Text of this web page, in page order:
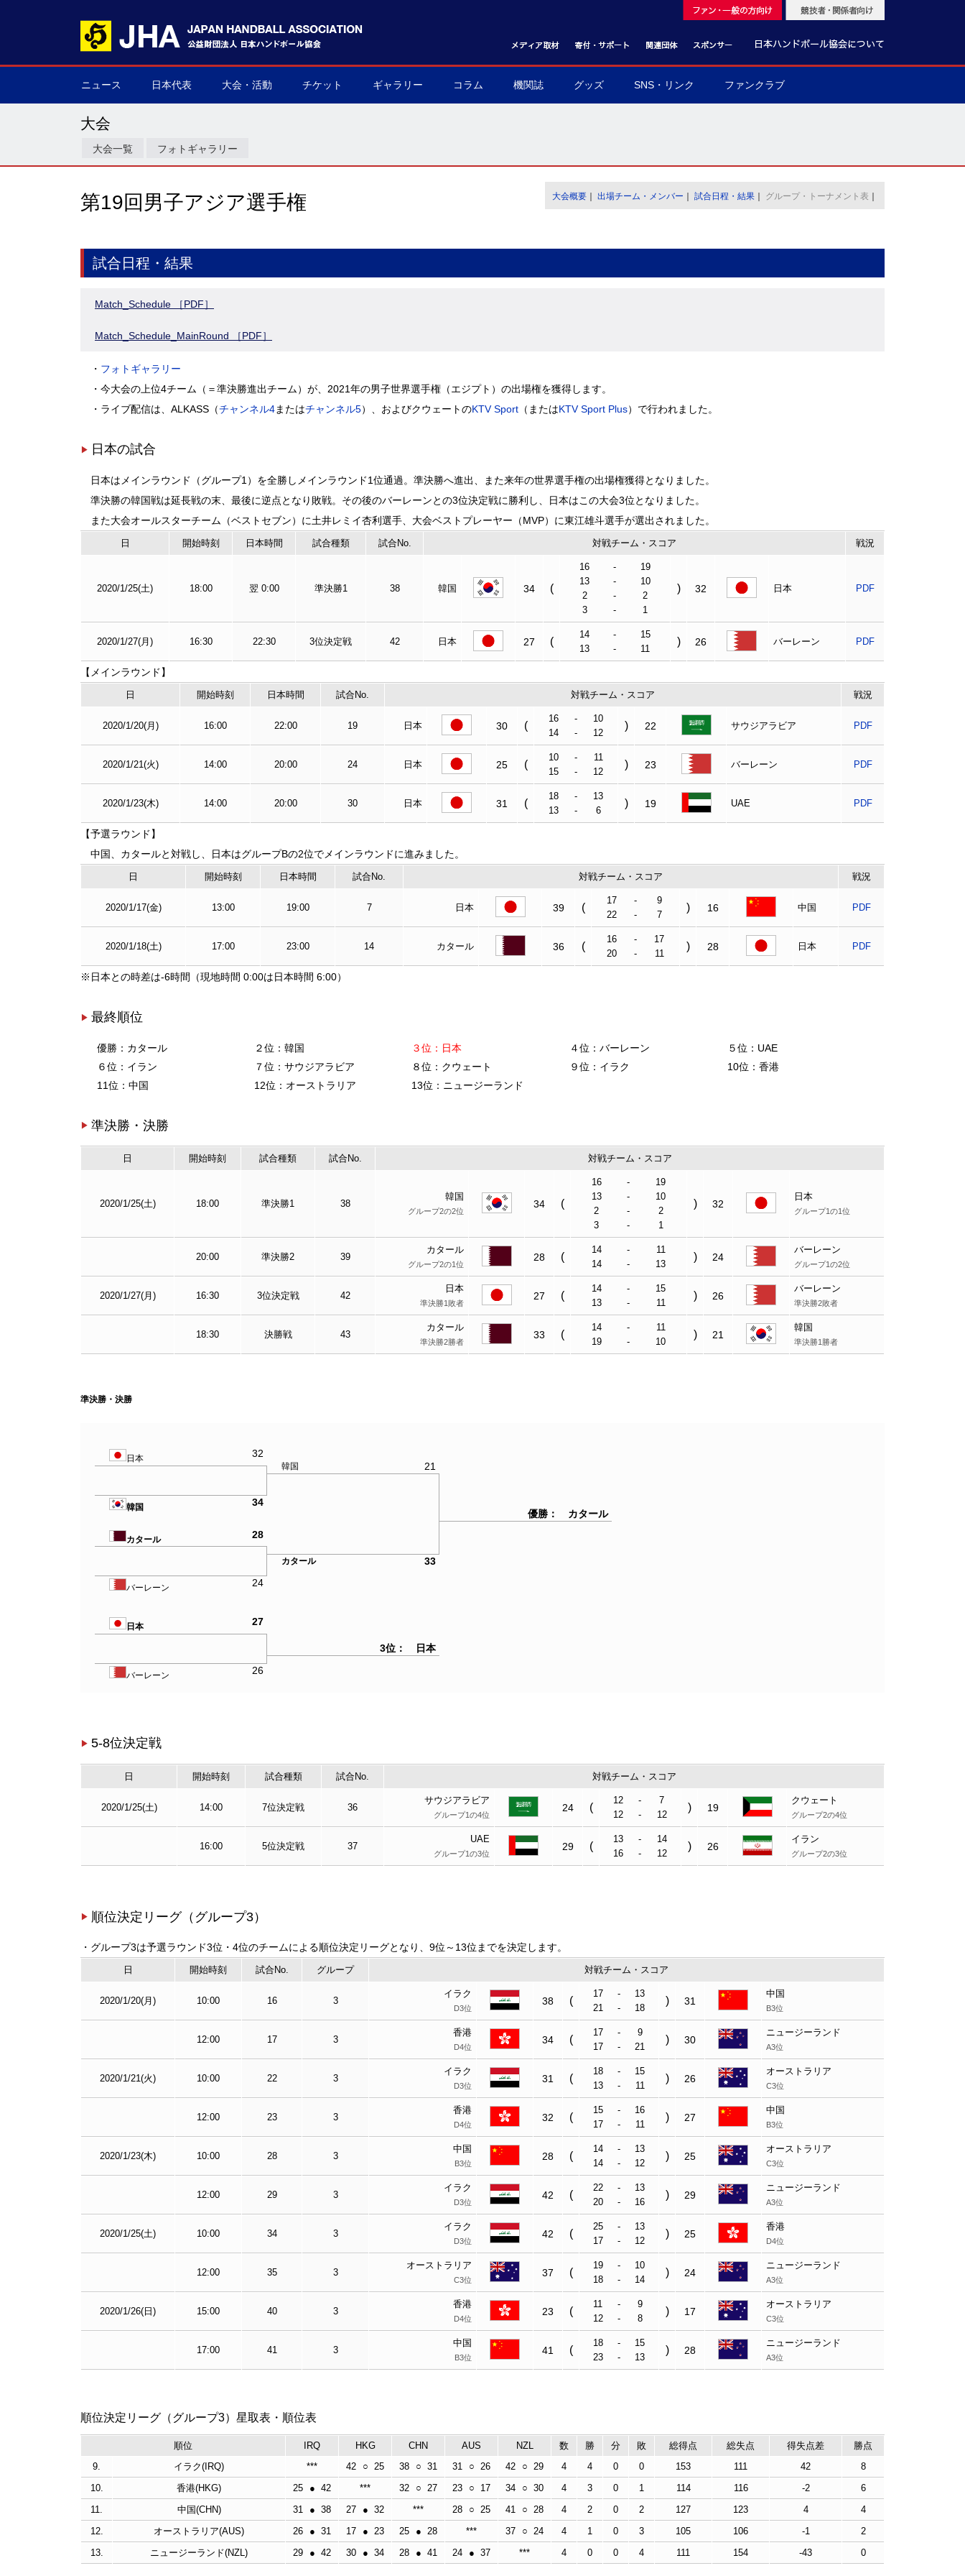
ニュース 日本代表 大会・活動 チケット ギャラリー コラム 機関誌 グッズ SNS・リンク ファンクラブ
大会
大会一覧 フォトギャラリー
大会概要 出場チーム・メンバー 試合日程・結果 グループ・トーナメント表
第19回男子アジア選手権
試合日程・結果
Match_Schedule ［PDF］
Match_Schedule_MainRound ［PDF］
・ フォトギャラリー
・今大会の上位4チーム（＝準決勝進出チーム）が、2021年の男子世界選手権（エジプト）の出場権を獲得します。
・ライブ配信は、ALKASS（チャンネル4またはチャンネル5）、およびクウェートのKTV Sport （またはKTV Sport Plus）で行われました。
日本の試合
日本はメインラウンド（グループ1）を全勝しメインラウンド1位通過。準決勝へ進出、また来年の世界選手権の出場権獲得となりました。
準決勝の韓国戦は延長戦の末、最後に逆点となり敗戦。その後のバーレーンとの3位決定戦に勝利し、日本はこの大会3位となりました。
また大会オールスターチーム（ベストセブン）に土井レミイ杏利選手、大会ベストプレーヤー（MVP）に東江雄斗選手が選出されました。
日 開始時刻 日本時間 試合種類 試合No. 対戦チーム・スコア 戦況
2020/1/25(土) 18:00 翌 0:00 準決勝1 38 韓国 34 (
16 -
19
13
-
10
2
-
2
3
- 1
) 32 日本 PDF
2020/1/27(月) 16:30 22:30 3位決定戦 42 日本 27 (
14 -
15
13
- 11
) 26 バーレーン PDF
【メインラウンド】
日 開始時刻 日本時間 試合No. 対戦チーム・スコア 戦況
2020/1/20(月) 16:00 22:00 19 日本 30 (
16 -
10
14
- 12
) 22 サウジアラビア PDF
2020/1/21(火) 14:00 20:00 24 日本 25 (
10 -
11
15
- 12
) 23 バーレーン PDF
2020/1/23(木) 14:00 20:00 30 日本 31 (
18 -
13
13
- 6
) 19 UAE PDF
【予選ラウンド】
中国、カタールと対戦し、日本はグループBの2位でメインラウンドに進みました。
日 開始時刻 日本時間 試合No. 対戦チーム・スコア 戦況
2020/1/17(金) 13:00 19:00 7 日本 39 (
17 -
9
22
- 7
) 16 中国 PDF
2020/1/18(土) 17:00 23:00 14 カタール 36 (
16 -
17
20
- 11
) 28 日本 PDF
※日本との時差は-6時間（現地時間 0:00は日本時間 6:00）
最終順位
優勝：カタール ２位：韓国 ３位：日本 ４位：バーレーン
５位：UAE
６位：イラン
７位：サウジアラビア ８位：クウェート ９位：イラク
10位：香港
11位：中国
12位：オーストラリア 13位：ニュージーランド
準決勝・決勝
日 開始時刻 試合種類 試合No. 対戦チーム・スコア
2020/1/25(土) 18:00 準決勝1 38
韓国
グループ2の2位
34 (
16 -
19
13
-
10
2
-
2
3
- 1
) 32
日本
グループ1の1位
20:00 準決勝2 39
カタール
グループ2の1位
28 (
14 -
11
14
- 13
) 24
バーレーン
グループ1の2位
2020/1/27(月) 16:30 3位決定戦 42
日本
準決勝1敗者
27 (
14 -
15
13
- 11
) 26
バーレーン
準決勝2敗者
18:30 決勝戦 43
カタール
準決勝2勝者
33 (
14 -
11
19
- 10
) 21
韓国
準決勝1勝者
準決勝・決勝
日本 32
韓国 34
カタール 28
バーレーン 24
韓国 21
カタール 33
優勝： カタール
日本 27
バーレーン 26
3位： 日本
5-8位決定戦
日 開始時刻 試合種類 試合No. 対戦チーム・スコア
2020/1/25(土) 14:00 7位決定戦 36
サウジアラビア
グループ1の4位
24 (
12 -
7
12
- 12
) 19
クウェート
グループ2の4位
16:00 5位決定戦 37
UAE
グループ1の3位
29 (
13 -
14
16
- 12
) 26
イラン
グループ2の3位
順位決定リーグ（グループ3）
・グループ3は予選ラウンド3位・4位のチームによる順位決定リーグとなり、9位～13位までを決定します。
日 開始時刻 試合No. グループ 対戦チーム・スコア
2020/1/20(月) 10:00 16 3
イラク
D3位
38 (
17 -
13
21
- 18
) 31
中国
B3位
12:00 17 3
香港
D4位
34 (
17 -
9
17
- 21
) 30
ニュージーランド
A3位
2020/1/21(火) 10:00 22 3
イラク
D3位
31 (
18 -
15
13
- 11
) 26
オーストラリア
C3位
12:00 23 3
香港
D4位
32 (
15 -
16
17
- 11
) 27
中国
B3位
2020/1/23(木) 10:00 28 3
中国
B3位
28 (
14 -
13
14
- 12
) 25
オーストラリア
C3位
12:00 29 3
イラク
D3位
42 (
22 -
13
20
- 16
) 29
ニュージーランド
A3位
2020/1/25(土) 10:00 34 3
イラク
D3位
42 (
25 -
13
17
- 12
) 25
香港
D4位
12:00 35 3
オーストラリア
C3位
37 (
19 -
10
18
- 14
) 24
ニュージーランド
A3位
2020/1/26(日) 15:00 40 3
香港
D4位
23 (
11 -
9
12
- 8
) 17
オーストラリア
C3位
17:00 41 3
中国
B3位
41 (
18 -
15
23
- 13
) 28
ニュージーランド
A3位
順位決定リーグ（グループ3）星取表・順位表
順位 IRQ HKG CHN AUS NZL 数 勝 分 敗 総得点 総失点 得失点差
勝点
9.
イラク(IRQ) *** 42 ○ 25 38 ○ 31 31 ○ 26 42 ○ 29 4 4 0 0 153 111 42
8
10.
香港(HKG) 25 ● 42 *** 32 ○ 27 23 ○ 17 34 ○ 30 4 3 0 1 114 116 -2
6
11.
中国(CHN) 31 ● 38 27 ● 32 *** 28 ○ 25 41 ○ 28 4 2 0 2 127 123 4
4
12.
オーストラリア(AUS) 26 ● 31 17 ● 23 25 ● 28 *** 37 ○ 24 4 1 0 3 105 106 -1
2
13.
ニュージーランド(NZL) 29 ● 42 30 ● 34 28 ● 41 24 ● 37 *** 4 0 0 4 111 154 -43 0